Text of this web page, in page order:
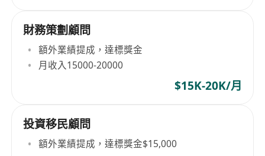
財務策劃顧問
額外業績提成，達標獎金
月收入15000-20000
$15K-20K/月
投資移民顧問
額外業績提成，達標獎金$15,000